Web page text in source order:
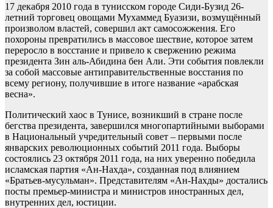
17 декабря 2010 года в тунисском городе Сиди-Бузид 26-
летний торговец овощами Мухаммед Буазизи, возмущённый
произволом властей, совершил акт самосожжения. Его
похороны превратились в массовое шествие, которое затем
переросло в восстание и привело к свержению режима
президента Зин аль-Абидина бен Али. Эти события повлекли
за собой массовые антиправительственные восстания по
всему региону, получившие в итоге название «арабская
весна».
Политический хаос в Тунисе, возникший в стране после
бегства президента, завершился многопартийными выборами
в Национальный учредительный совет – первыми после
январских революционных событий 2011 года. Выборы
состоялись 23 октября 2011 года, на них уверенно победила
исламская партия «Ан-Нахда», созданная под влиянием
«Братьев-мусульман». Представителям «Ан-Нахды» достались
посты премьер-министра и министров иностранных дел,
внутренних дел, юстиции.